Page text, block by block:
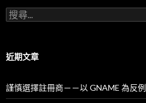
搜
尋
字
近期文章
謹慎選擇註冊商－－以 GNAME 為反例